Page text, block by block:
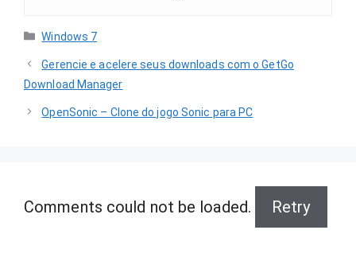
Categorias
Windows 7
Gerencie e acelere seus downloads com o GetGo
Download Manager
OpenSonic – Clone do jogo Sonic para PC
Comments could not be loaded. Retry